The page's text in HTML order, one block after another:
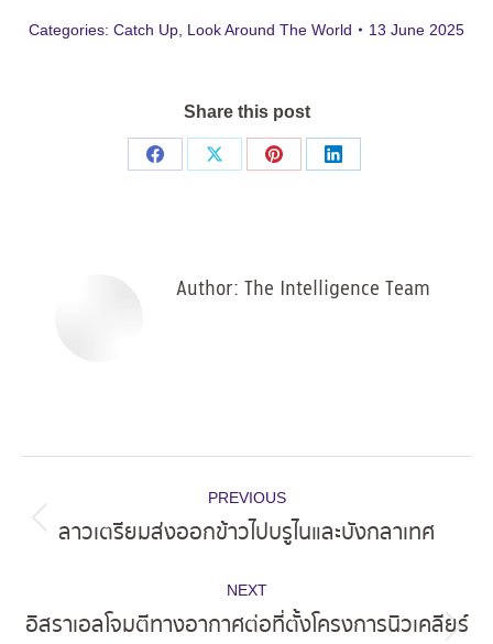
Categories: Catch Up Look Around The World 13 June 2025
Share this post
Share
Share
Share
Share
Author: The Intelligence Team
navigation
PREVIOUS
Previous
ลาวเตรียมส่งออกข้าวไปบรูไนและบังกลาเทศ
NEXT
อิสราเอลโจมตีทางอากาศต่อที่ตั้งโครงการนิวเคลียร์